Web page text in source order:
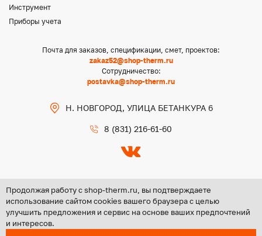
Инструмент
Приборы учета
Почта для заказов, спецификации, смет, проектов:
zakaz52@shop-therm.ru
Сотрудничество:
postavka@shop-therm.ru
Н. НОВГОРОД, УЛИЦА БЕТАНКУРА 6
8 (831) 216-61-60
Copyright @ 2026 ООО «ЦЕНТР ГРУПП НН»
Политика конфиденциальности
Продолжая работу с shop-therm.ru, вы подтверждаете
использование сайтом cookies вашего браузера с целью
улучшить предложения и сервис на основе ваших предпочтений
и интересов.